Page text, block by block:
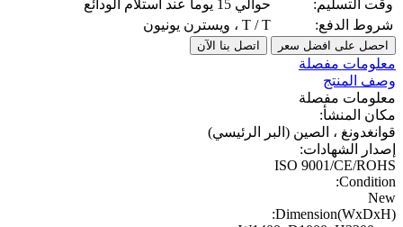
وقت التسليم:
حوالي 15 يوما عند استلام الودائع
شروط الدفع:
T / T ، ويسترن يونيون
احصل على افضل سعر اتصل بنا الآن
معلومات مفصلة
وصف المنتج
معلومات مفصلة
مكان المنشأ:
قوانغدونغ ، الصين (البر الرئيسي)
إصدار الشهادات:
ISO 9001/CE/ROHS
Condition:
New
Dimension(WxDxH):